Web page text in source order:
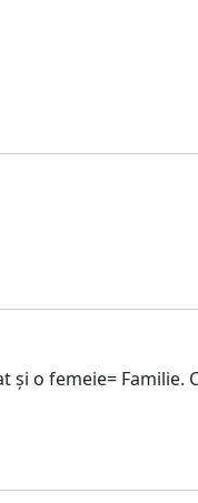
o femeie= Familie.